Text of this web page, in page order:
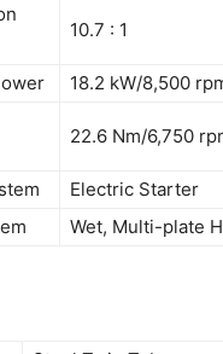
10.7 : 1
18.2 kW/8,500
22.6 Nm/6,750
Electric Starter
Wet, Multi-plate